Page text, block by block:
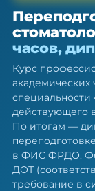
ВПО · новая
Диплом о
Очная форма
часов,
Курс
академических
специальности
действующего
По итогам —
в ФИС ФРДО.
ДОТ
требование в